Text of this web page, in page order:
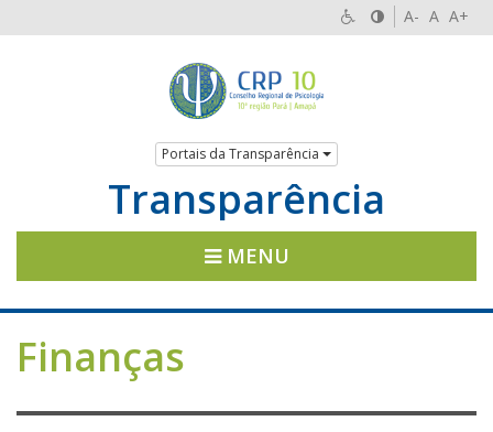
A- A A+
Portais da Transparência
Transparência
MENU
Finanças